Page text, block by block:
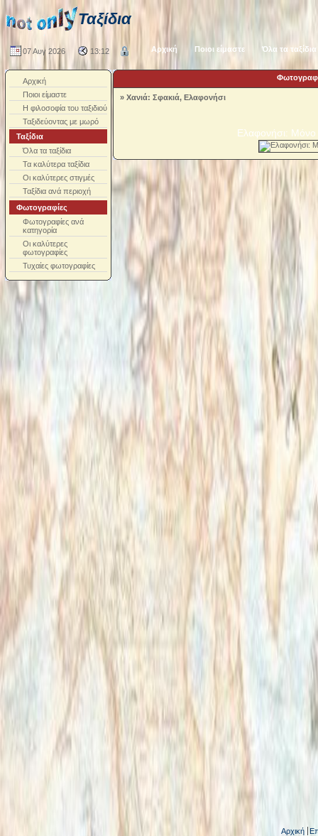
Ταξίδια
07 Αυγ 2026 13:12 Αρχική Ποιοι είμαστε Όλα τα ταξίδια
Αρχική
Ποιοι είμαστε
Η φιλοσοφία του ταξιδιού
Ταξιδεύοντας με μωρό
Ταξίδια
Όλα τα ταξίδια
Τα καλύτερα ταξίδια
Οι καλύτερες στιγμές
Ταξίδια ανά περιοχή
Φωτογραφίες
Φωτογραφίες ανά
κατηγορία
Οι καλύτερες
φωτογραφίες
Τυχαίες φωτογραφίες
» Χανιά: Σφακιά, Ελαφονήσι
Ελαφονήσι: Μόνο
Αρχική